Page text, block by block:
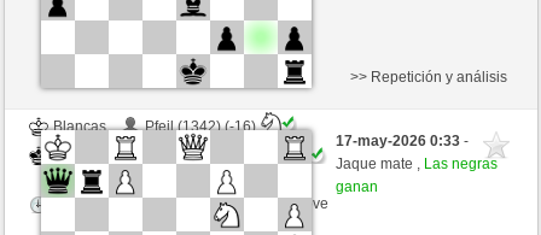
Blancas
Pfeil (1342) (-16)
Negras
mario39 (1351) (+16)
Tiempo: 8 minutes/side + 0 seconds/move
>> Repetición y análisis
17-may-2026 0:33-
Jaque mate , Las negras
ganan